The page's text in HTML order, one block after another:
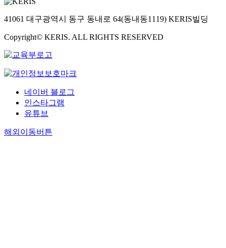
41061 대구광역시 동구 동내로 64(동내동1119) KERIS빌딩
Copyright© KERIS. ALL RIGHTS RESERVED
네이버 블로그
인스타그램
유튜브
해외이동버튼